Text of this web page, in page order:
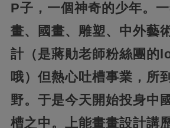
P子，一個神奇的少年。
畫、國畫、雕塑、中外藝
計（是蔣勛老師粉絲團的
哦） 但熱心吐槽事業，所
野。于是今天開始投身中
槽之中。上能畫畫設計講